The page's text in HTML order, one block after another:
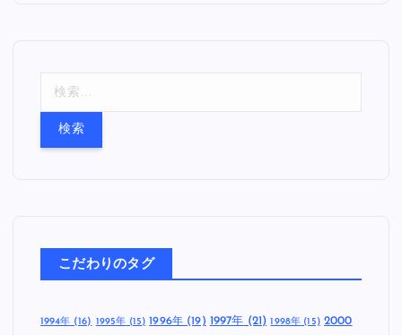
こだわりのタグ
1994年(16) 1995年 (15) 1996年(19) 1997年 (21) 1998年 (15) 2000